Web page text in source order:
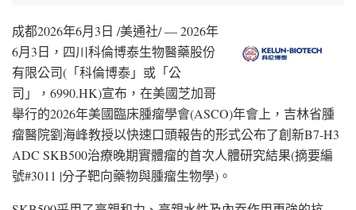
成都2026年6月3日 /美通社/ — 2026年
6月3日，四川科倫博泰生物醫藥股份
有限公司(「科倫博泰」或「公
司」，6990.HK)宣布，在美國芝加哥
舉行的2026年美國臨床腫瘤學會(ASCO)年會上，吉林省腫
瘤醫院劉海峰教授以快速口頭報告的形式公布了創新B7-H3
ADC SKB500治療晚期實體瘤的首次人體研究結果(摘要編
號#3011 |分子靶向藥物與腫瘤生物學)。